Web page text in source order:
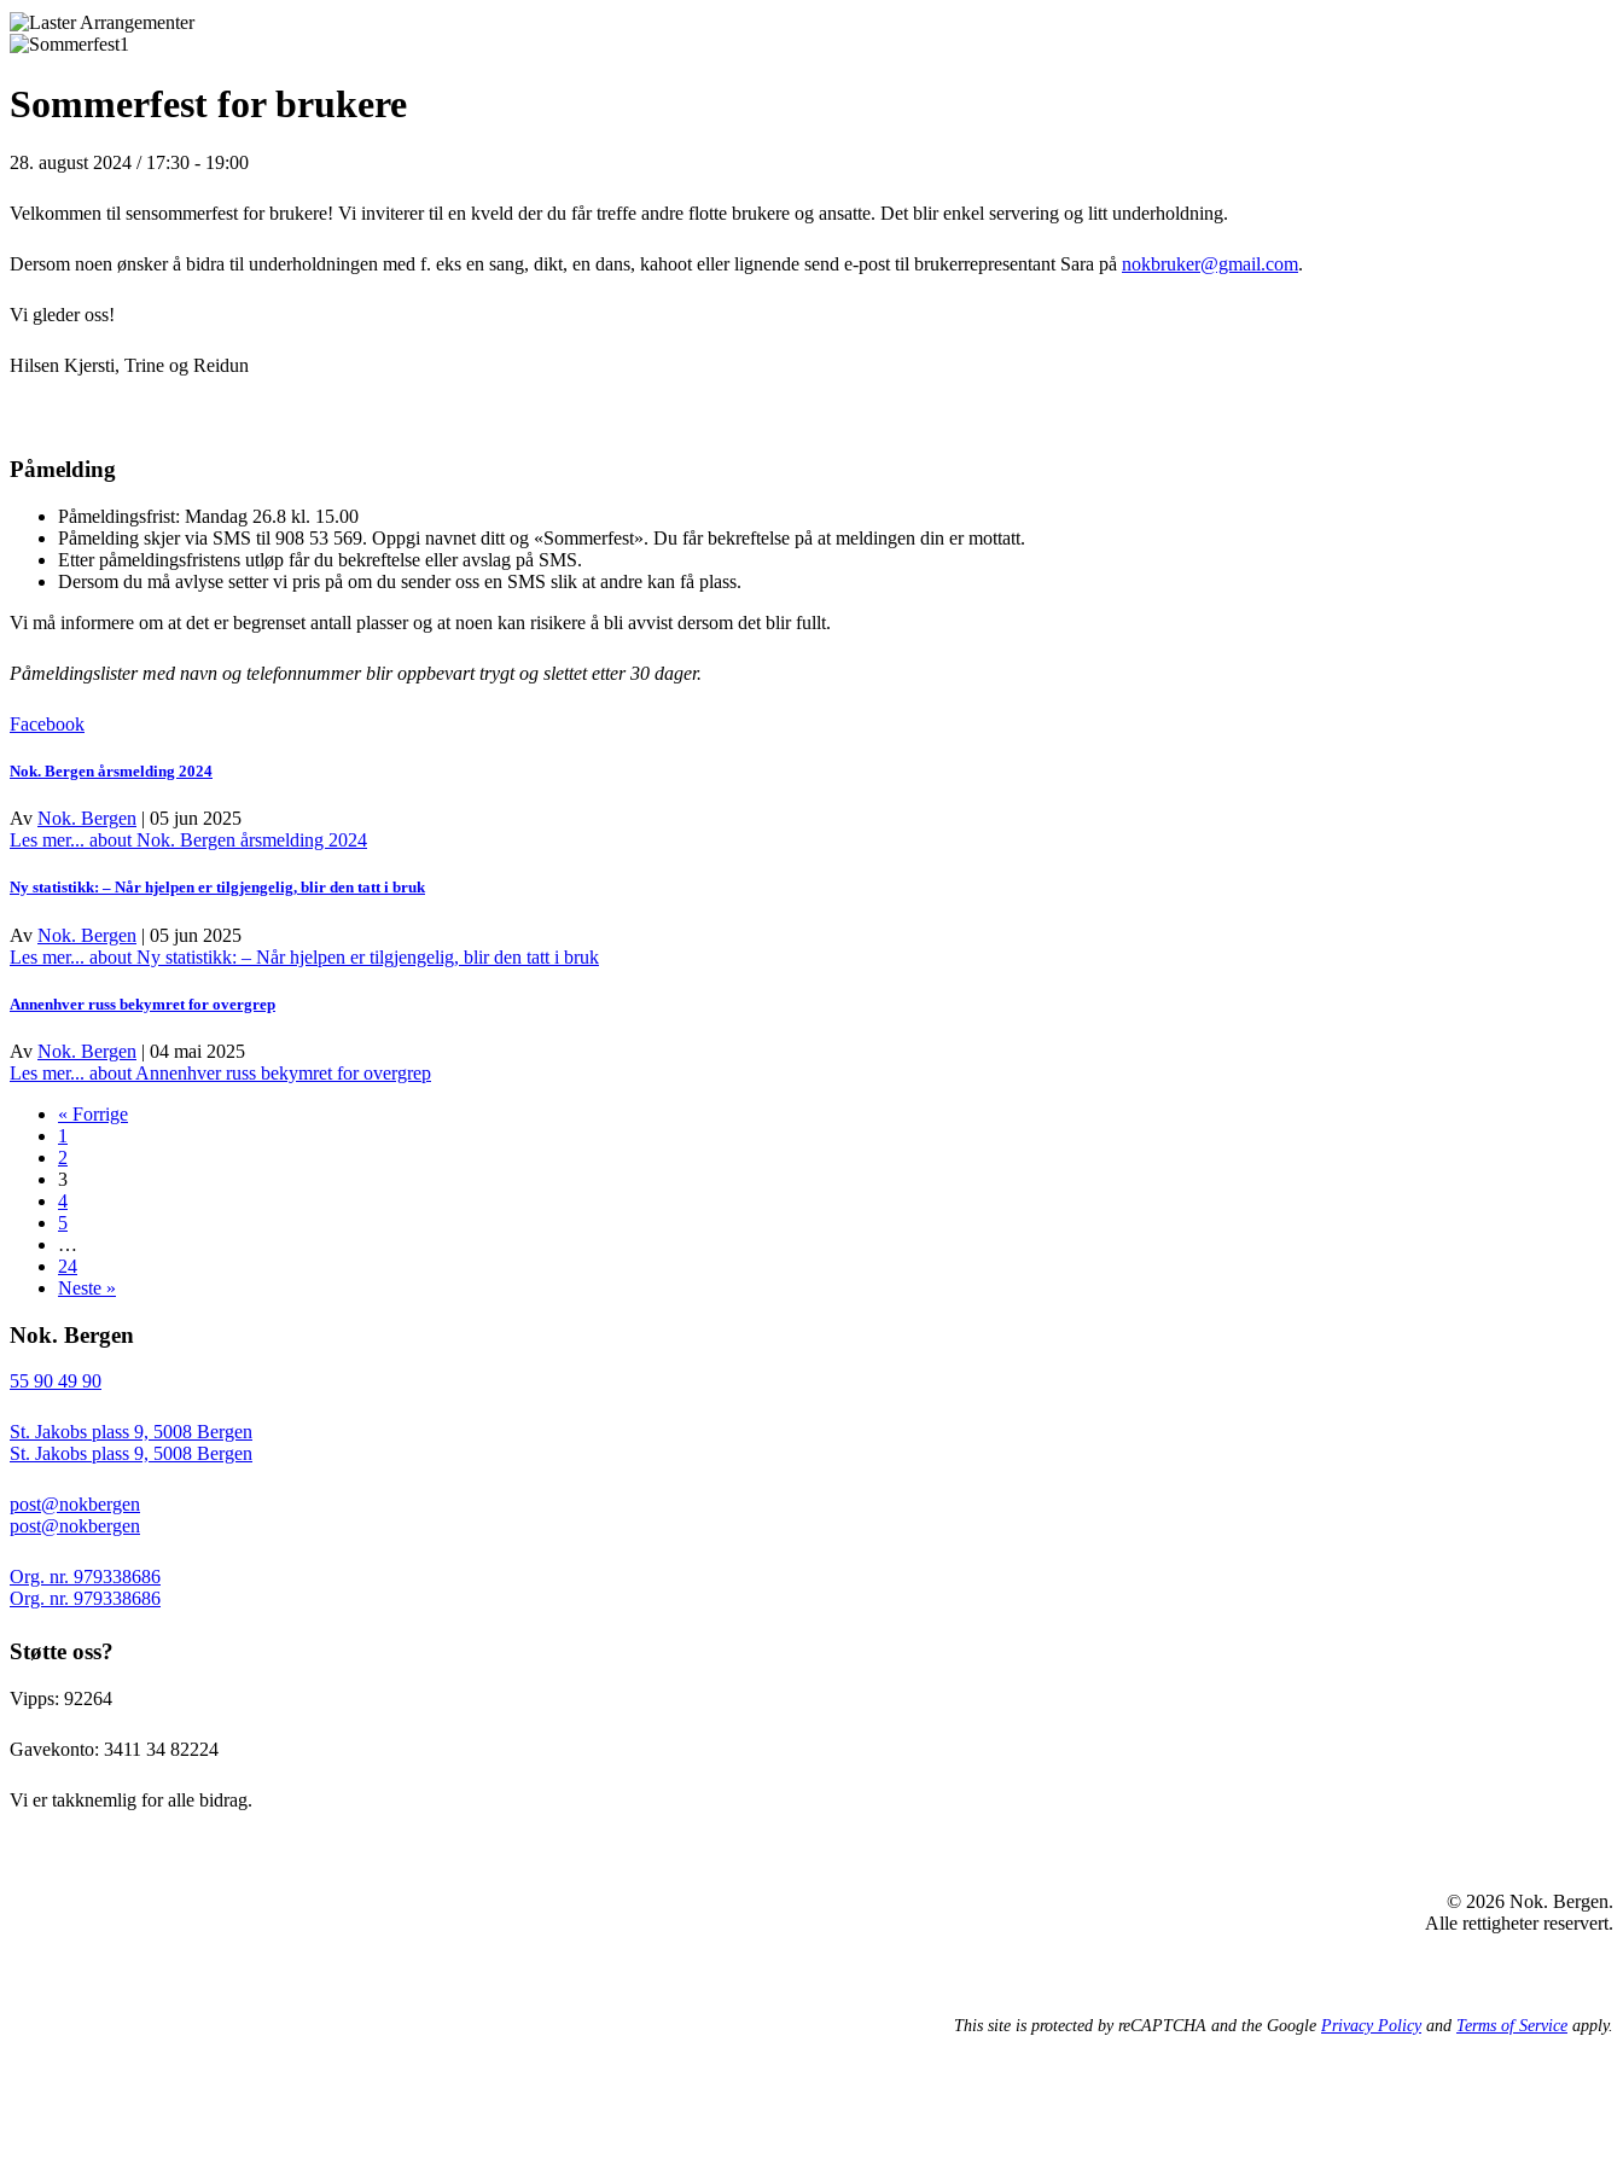
Sommerfest for brukere
28. august 2024 / 17:30 - 19:00
Velkommen til sensommerfest for brukere! Vi inviterer til en kveld der du får treffe andre flotte brukere og ansatte. Det blir enkel servering og litt underholdning.
Dersom noen ønsker å bidra til underholdningen med f. eks en sang, dikt, en dans, kahoot eller lignende send e-post til brukerrepresentant Sara på nokbruker@gmail.com.
Vi gleder oss!
Hilsen Kjersti, Trine og Reidun
Påmelding
Påmeldingsfrist: Mandag 26.8 kl. 15.00
Påmelding skjer via SMS til 908 53 569. Oppgi navnet ditt og «Sommerfest». Du får bekreftelse på at meldingen din er mottatt.
Etter påmeldingsfristens utløp får du bekreftelse eller avslag på SMS.
Dersom du må avlyse setter vi pris på om du sender oss en SMS slik at andre kan få plass.
Vi må informere om at det er begrenset antall plasser og at noen kan risikere å bli avvist dersom det blir fullt.
Påmeldingslister med navn og telefonnummer blir oppbevart trygt og slettet etter 30 dager.
Facebook
Nok. Bergen årsmelding 2024
Av Nok. Bergen | 05 jun 2025
Les mer... about Nok. Bergen årsmelding 2024
Ny statistikk: – Når hjelpen er tilgjengelig, blir den tatt i bruk
Av Nok. Bergen | 05 jun 2025
Les mer... about Ny statistikk: – Når hjelpen er tilgjengelig, blir den tatt i bruk
Annenhver russ bekymret for overgrep
Av Nok. Bergen | 04 mai 2025
Les mer... about Annenhver russ bekymret for overgrep
« Forrige
1
2
3
4
5
…
24
Neste »
Nok. Bergen
55 90 49 90
St. Jakobs plass 9, 5008 Bergen
St. Jakobs plass 9, 5008 Bergen
post@nokbergen
post@nokbergen
Org. nr. 979338686
Org. nr. 979338686
Støtte oss?
Vipps: 92264
Gavekonto: 3411 34 82224
Vi er takknemlig for alle bidrag.
© 2026 Nok. Bergen.
Alle rettigheter reservert.
This site is protected by reCAPTCHA and the Google Privacy Policyand Terms of Service apply.